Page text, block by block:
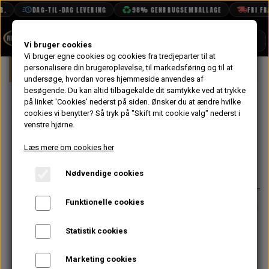
DAG-TIL-DAG LEVERING 98% GENBRUGSEMBALLAGE FRI
BOOK TID
PROJEKTER
TEKNISK DATA
VANDPOLERING
Forside Mini Kobling & Svinghjul
På lager
Bolt 1/4" UNF x
Varenummer: SH604071
Dette er bolten i koblings huset som
vandpumpen og bruges til hjelm
Vi bruger cookies
Vi bruger egne cookies og cookies fra tredjeparter til at
personalisere din brugeroplevelse, til markedsføring og til at
undersøge, hvordan vores hjemmeside anvendes af
besøgende. Du kan altid tilbagekalde dit samtykke ved at trykke
på linket 'Cookies' nederst på siden. Ønsker du at ændre hvilke
cookies vi benytter? Så tryk på "Skift mit cookie valg" nederst i
venstre hjørne.
Læs mere om cookies her
Nødvendige cookies
Funktionelle cookies
Statistik cookies
Marketing cookies